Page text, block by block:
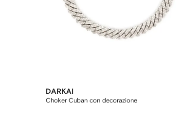
DARKAI
Choker Cuban con decorazione